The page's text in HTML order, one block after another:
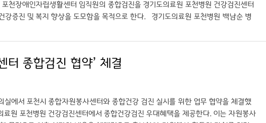
천장애인자립생활센터 임직원의 종합검진을 경기도의료원 포천병원 건강검진센터
증진 및 복지 향상을 도모함을 목적으로 한다. 경기도의료원 포천병원 백남순 병
말했다. 또한 경기도 의료원 포천병원 검진센터는 2026년 상반기 장애친화검진센
터 송기태 센터장은 “건강권이 취약한 장애인들과 임직원을 배려해 주신 포천병원
해 안내 받을 수 있으며 검진을 원하는 임직원 및 활동지원사 본인이 개별적으
터 종합검진 협약’ 체결
에서 포천시 종합자원봉사센터와 종합건강 검진 실시를 위한 업무 협약을 체결했
원 포천병원 건강검진센터에서 종합건강검진 우대혜택을 제공한다. 이는 자원봉사